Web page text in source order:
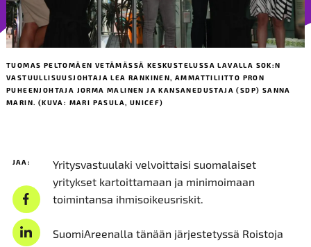
TUOMAS PELTOMÄEN VETÄMÄSSÄ KESKUSTELUSSA LAVALLA SOK:N
VASTUULLISUUSJOHTAJA LEA RANKINEN, AMMATTILIITTO PRON
PUHEENJOHTAJA JORMA MALINEN JA KANSANEDUSTAJA (SDP) SANNA
MARIN. (KUVA: MARI PASULA, UNICEF)
JAA:
Yritysvastuulaki velvoittaisi suomalaiset
yritykset kartoittamaan ja minimoimaan
toimintansa ihmisoikeusriskit.
SuomiAreenalla tänään järjestetyssä Roistoja